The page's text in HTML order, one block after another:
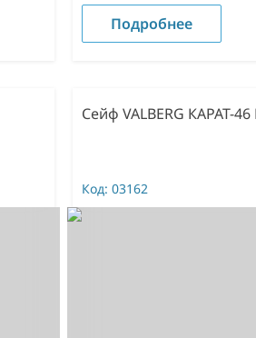
Подробнее
Сейф VALBERG КАРАТ-46
Код: 03162